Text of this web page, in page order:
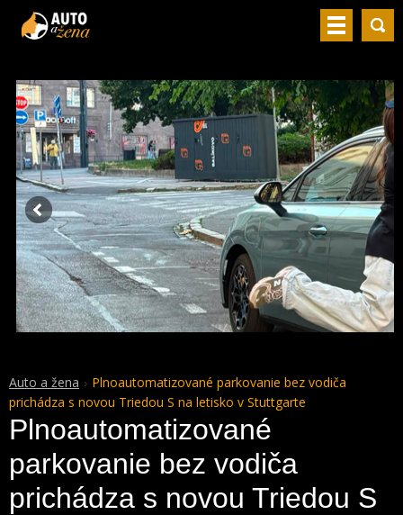
Auto a žena
Plnoautomatizované parkovanie bez vodiča
prichádza s novou Triedou S na letisko v Stuttgarte
Plnoautomatizované
parkovanie bez vodiča
prichádza s novou Triedou S